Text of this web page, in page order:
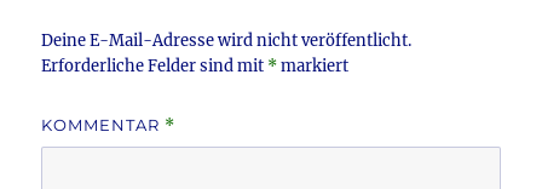
Deine E-Mail-Adresse wird nicht veröffentlicht.
Erforderliche Felder sind mit *markiert
KOMMENTAR *